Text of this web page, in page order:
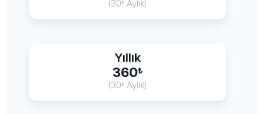
(30₺ Aylık)
Yıllık
360₺
(30₺ Aylık)